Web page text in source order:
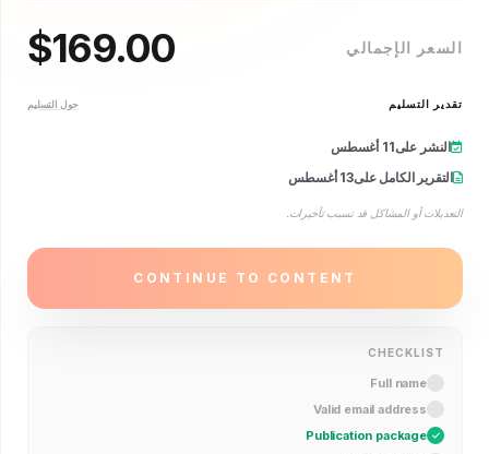
الإجمالي $169.00
على11 أغسطس
الكامل على13 أغسطس
أو المشاكل قد تسبب تأخيرات.
CONTINUE TO CONTENT
Valid email address
Publication package